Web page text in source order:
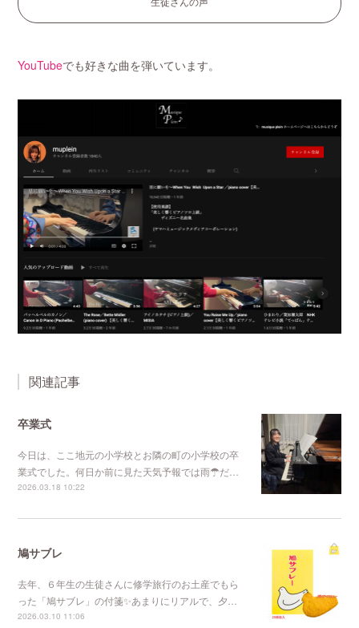
YouTubeでも好きな曲を弾いています。
関連記事
卒業式
今日は、ここ地元の小学校とお隣の町の小学校の卒
業式でした。何日か前に見た天気予報では雨☂だ…
2026.03.18 10:22
鳩サブレ
去年、６年生の生徒さんに修学旅行のお土産でもら
った「鳩サブレ」の付箋✨あまりにリアルで、夕…
2026.03.10 11:06